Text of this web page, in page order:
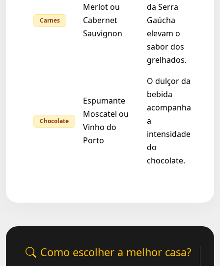
Carnes
Merlot ou
Cabernet
Sauvignon
da Serra
Gaúcha
elevam o
sabor dos
grelhados.
Chocolate
Espumante
Moscatel ou
Vinho do
Porto
O dulçor da
bebida
acompanha
a
intensidade
do
chocolate.
Como escolher a melhor casa?